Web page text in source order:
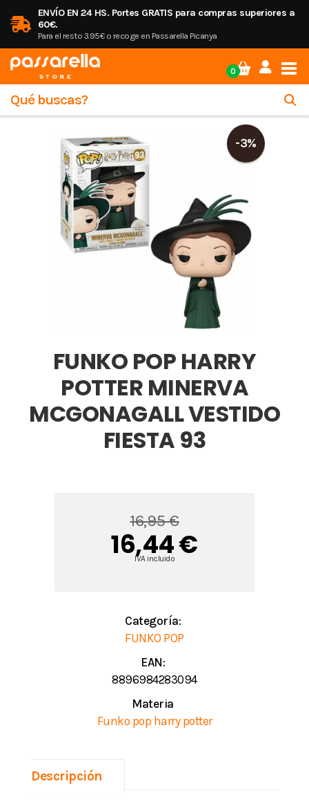
ENVÍO EN 24 HS. Portes GRATIS para compras superiores a
60€.
Para el resto 3.95€ o recoge en Passarella Picanya
0
-3%
FUNKO POP HARRY
POTTER MINERVA
MCGONAGALL VESTIDO
FIESTA 93
16,95 €
16,44 €
IVA incluido
Categoría:
FUNKO POP
EAN:
8896984283094
Materia
Funko pop harry potter
Descripción